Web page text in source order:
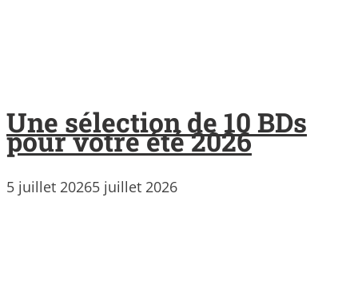
Une sélection de 10 BDs
pour votre été 2026
5 juillet 20265 juillet 2026